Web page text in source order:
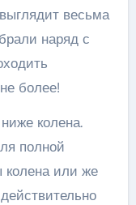
весьма
наряд с
более!
колена.
полной
или же